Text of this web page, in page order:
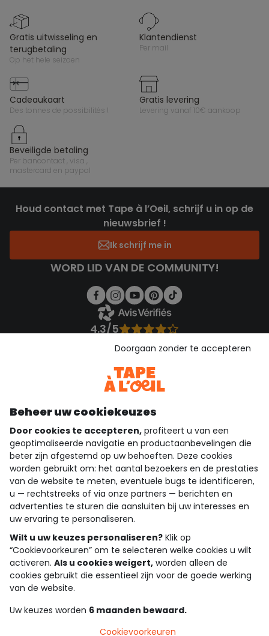
gratis uitwisseling en
terugbetaling
op het hele seizoen
klantendienst
per mail
cadeaukaart
des tonnes de possibilités !
gratis levering
levering vanaf 10€ aankoop
beveiligde betaling
per bancontact , visa ,
mastercard en paypal
Houd contact met Tape à l’Oeil, schrijf u in op de
nieuwsbrief !
Ik schrijf me in
WORD LID VAN DE COMMUNITY!
4.3/5
Bekijk de vertrouwensverklaring
Download onze applicatie
Ontdek onze applicatie
wie zijn we?
hulp nodig
loyalty club
onze catalogus
Algemene verkoop en gebruiksvoorwaarden
Privacybeleid
Cookies en persoonsgegevens
Beheer uw cookiekeuzes
Door cookies te accepteren, profiteert u van een
geoptimaliseerde navigatie en productaanbevelingen die
beter zijn afgestemd op uw behoeften. Deze cookies
worden gebruikt om: het aantal bezoekers en de prestaties
van de website te meten, eventuele bugs te identificeren,
u — rechtstreeks of via onze partners — berichten en
advertenties te sturen die aansluiten bij uw interesses en
uw ervaring te personaliseren.
Wilt u uw keuzes personaliseren? Klik op
“Cookievoorkeuren” om te selecteren welke cookies u wilt
activeren. Als u cookies weigert, worden alleen de
cookies gebruikt die essentieel zijn voor de goede werking
van de website.
Uw keuzes worden 6 maanden bewaard.
Doorgaan zonder te accepteren
Cookievoorkeuren